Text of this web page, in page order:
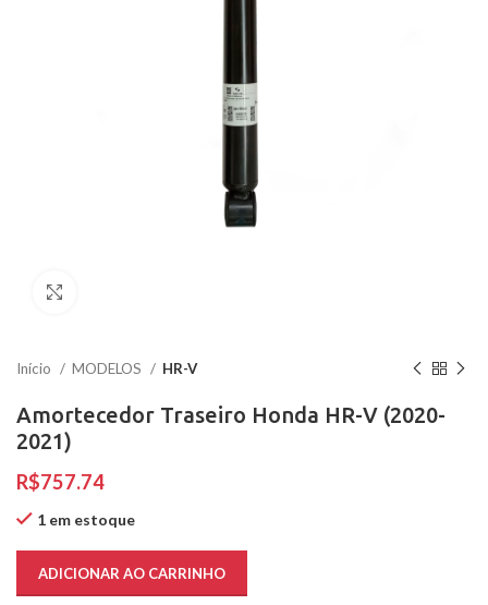
Início MODELOS HR-V
Amortecedor Traseiro Honda HR-V (2020-
2021)
R$
1 em estoque
ADICIONAR AO CARRINHO